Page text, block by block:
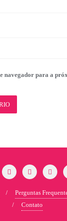
navegador para a
Perguntas
Contato